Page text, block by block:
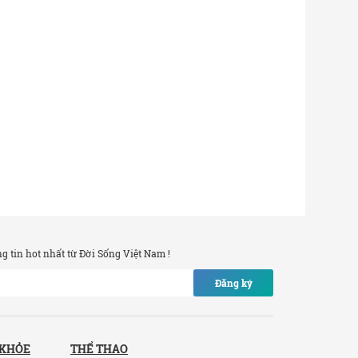
tin hot nhất từ Đời Sống Việt Nam !
Đăng ký
THỂ THAO